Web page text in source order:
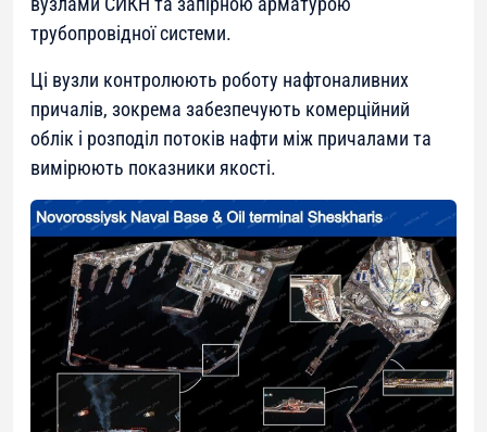
трубопровідної системи.
Ці вузли контролюють роботу нафтоналивних
причалів, зокрема забезпечують комерційний
облік і розподіл потоків нафти між причалами та
вимірюють показники якості.